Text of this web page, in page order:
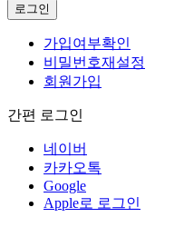
로그인
가입여부확인
비밀번호재설정
회원가입
간편 로그인
네이버
카카오톡
Google
Apple로 로그인